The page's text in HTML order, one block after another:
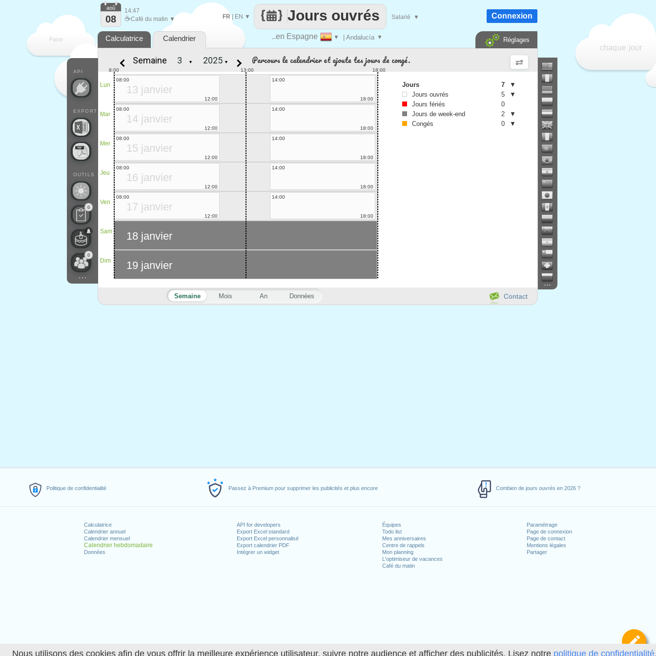
Nous utilisons des cookies afin de vous offrir la meilleure expérience utilisateur, suivre notre audience et afficher des publicités. Lisez notre politique de
Politique de confidentialité Passez à Premium pour supprimer les publicités et plus encore Combien de jours ouvrés en 2026 ?
Calculatrice
Calendrier annuel
Calendrier mensuel
Calendrier hebdomadaire
Données
API for developers
Export Excel standard
Export Excel personnalisé
Export calendrier PDF
Intégrer un widget
Équipes
Todo list
Mes anniversaires
Centre de rappels
Mon planning
L'optimiseur de vacances
Café du matin
Paramétrage
Page de connexion
Page de contact
Mentions légales
Partager
Faire
que
chaque jour
..en Espagne ▼ | Andalucía ▼
Jours ouvrés
FR| EN ▼ Salarié ▼
API
EXPORT
OUTILS
0
0
...
aoû
08
14:47
☕Café du matin ▼ Connexion
Calculatrice Calendrier Réglages
...
Contact
Semaine Mois An Données
Semaine ▼ ▼ Parcours le calendrier et ajoute tes jours de congé.
Lun
Mar
Mer
Jeu
Ven
Sam
Dim
13:00
8:00 18:00
13 janvier
08:00
12:00
14:00
18:00
14 janvier
08:00
12:00
14:00
18:00
15 janvier
08:00
12:00
14:00
18:00
16 janvier
08:00
12:00
14:00
18:00
17 janvier
08:00
12:00
14:00
18:00
18 janvier
19 janvier
Jours 7
▼
Jours ouvrés
5
▼
Jours fériés
0
Jours de week-end
2
▼
Congés
0 ▼